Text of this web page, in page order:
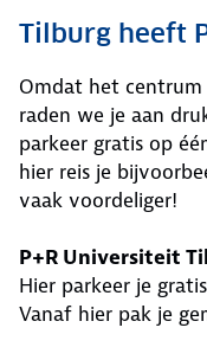
Tilburg heeft
Omdat het centrum
raden we je aan
parkeer gratis op
hier reis je
vaak voordeliger!
P+R Universiteit
Hier parkeer je
Vanaf hier pak je